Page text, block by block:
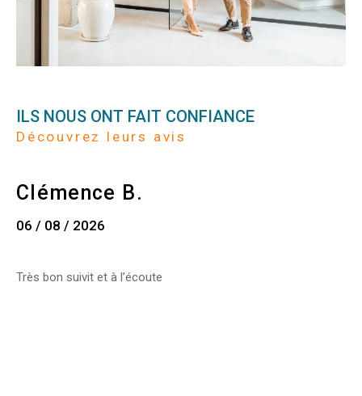
ILS NOUS ONT FAIT CONFIANCE
Découvrez leurs avis
Clémence B.
06 / 08 / 2026
Très bon suivit et à l’écoute